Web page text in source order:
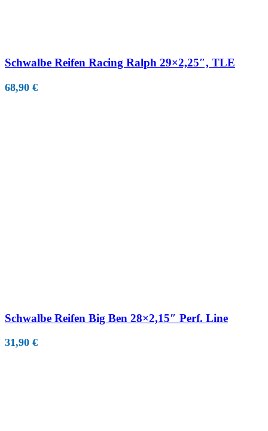
Schwalbe Reifen Racing Ralph 29×2,25″, TLE
68,90 €
Schwalbe Reifen Big Ben 28×2,15″ Perf. Line
31,90 €